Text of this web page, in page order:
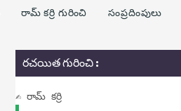
రామ్ కర్రి గురించి సంప్రదింపులు
రచయిత గురించి :
✍ రామ్ కర్రి